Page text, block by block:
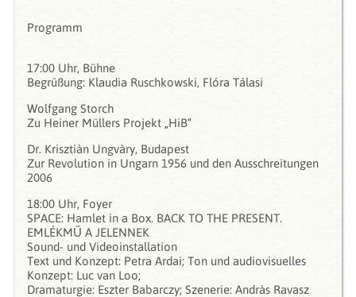
Programm
17:00 Uhr, Bühne
Begrüßung: Klaudia Ruschkowski, Flóra Tálasi
Wolfgang Storch
Zu Heiner Müllers Projekt „HiB“
Dr. Krisztiàn Ungvàry, Budapest
Zur Revolution in Ungarn 1956 und den Ausschreitungen
2006
18:00 Uhr, Foyer
SPACE: Hamlet in a Box. BACK TO THE PRESENT.
EMLÉKMŰ A JELENNEK
Sound- und Videoinstallation
Text und Konzept: Petra Ardai; Ton und audiovisuelles
Konzept: Luc van Loo;
Dramaturgie: Eszter Babarczy; Szenerie: Andràs Ravasz